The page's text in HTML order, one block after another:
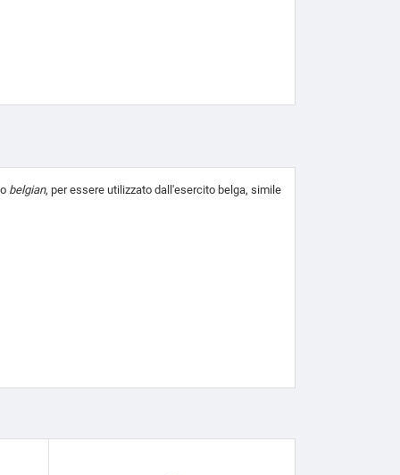
belgian, per essere utilizzato dall'esercito belga, simile